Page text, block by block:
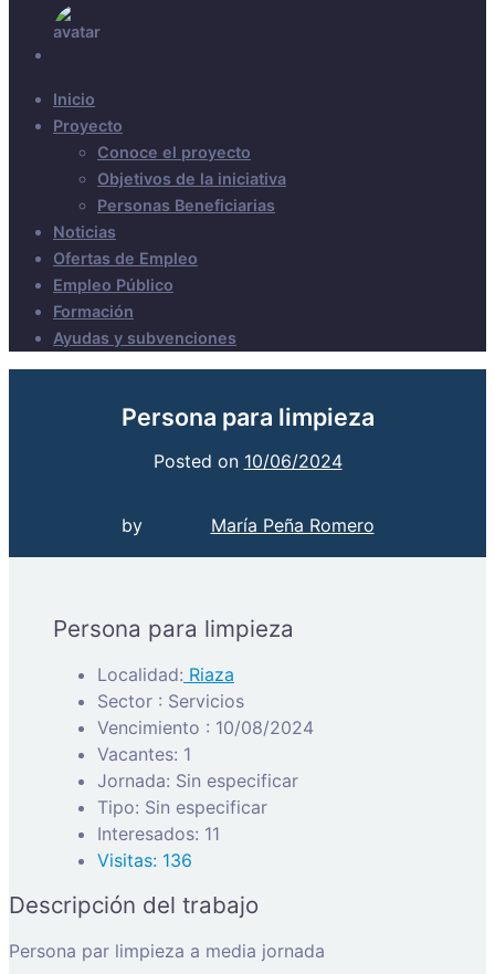
Inicio
Proyecto
Conoce el proyecto
Objetivos de la iniciativa
Personas Beneficiarias
Noticias
Ofertas de Empleo
Empleo Público
Formación
Ayudas y subvenciones
Persona para limpieza
Posted on 10/06/2024
by María Peña Romero
Persona para limpieza
Localidad: Riaza
Sector : Servicios
Vencimiento : 10/08/2024
Vacantes: 1
Jornada: Sin especificar
Tipo: Sin especificar
Interesados: 11
Visitas: 136
Descripción del trabajo
Persona par limpieza a media jornada